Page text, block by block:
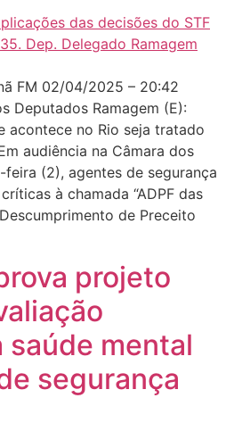
FM 02/04/2025 – 20:42
Deputados Ramagem (E):
acontece no Rio seja tratado
audiência na Câmara dos
(2), agentes de segurança
à chamada “ADPF das
de Preceito
projeto
saúde mental
segurança